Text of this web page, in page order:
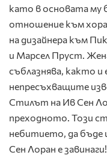
като в основата
отношение към
на дизайнера към
и Марсел Пруст.
съблазнява, както и
непресъхващите
Стилът на Ив Сен
преходното. Този
небитието, да бъде
Сен Лоран е завинаги!